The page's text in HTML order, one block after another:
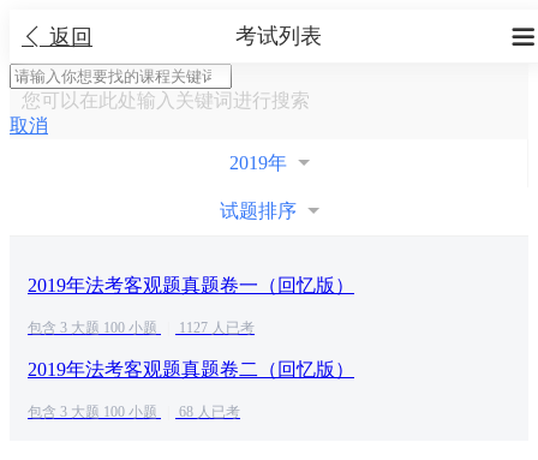
 返回 
考试列表
您可以在此处输入关键词进行搜索
取消
2019年
试题排序
2019年法考客观题真题卷一（回忆版）
包含 3 大题 100 小题 1127 人已考
2019年法考客观题真题卷二（回忆版）
包含 3 大题 100 小题 68 人已考